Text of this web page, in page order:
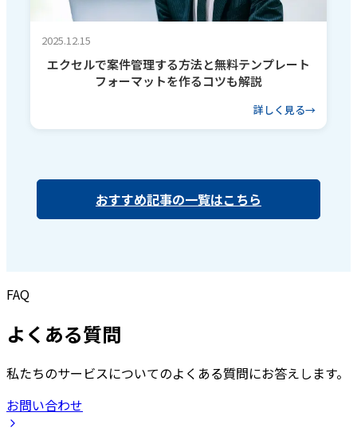
2025.12.15
エクセルで案件管理する方法と無料テンプレート
フォーマットを作るコツも解説
詳しく見る
おすすめ記事の一覧はこちら
FAQ
よくある質問
私たちのサービスについてのよくある質問にお答えします。
お問い合わせ